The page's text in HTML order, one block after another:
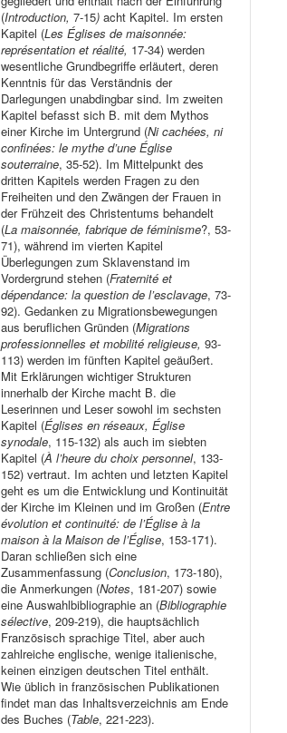
(Introduction,7-15)acht Kapitel. Im ersten
Kapitel (Les Églises de maisonnée:
représentation et réalité, 17-34) werden
wesentliche Grundbegriffe erläutert, deren
Kenntnis für das Verständnis der
Darlegungen unabdingbar sind. Im zweiten
Kapitel befasst sich B. mit dem Mythos
einer Kirche im Untergrund (Ni cachées, ni
confinées: le mythe d’une Église
souterraine, 35-52). Im Mittelpunkt des
dritten Kapitels werden Fragen zu den
Freiheiten und den Zwängen der Frauen in
der Frühzeit des Christentums behandelt
(La maisonnée, fabrique de féminisme?, 53-
71), während im vierten Kapitel
Überlegungen zum Sklavenstand im
Vordergrund stehen (Fraternité et
dépendance: la question de l’esclavage, 73-
92). Gedanken zu Migrationsbewegungen
aus beruflichen Gründen (Migrations
professionnelles et mobilité religieuse,93-
113) werden im fünften Kapitel geäußert.
Mit Erklärungen wichtiger Strukturen
innerhalb der Kirche macht B. die
Leserinnen und Leser sowohl im sechsten
Kapitel (Églises en réseaux, Église
synodale, 115-132) als auch im siebten
Kapitel (À l’heure du choix personnel, 133-
152) vertraut. Im achten und letzten Kapitel
geht es um die Entwicklung und Kontinuität
der Kirche im Kleinen und im Großen (Entre
évolution et continuité: de l’Église à la
maison à la Maison de l’Église, 153-171).
Daran schließen sich eine
Zusammenfassung (Conclusion, 173-180),
die Anmerkungen (Notes, 181-207) sowie
eine Auswahlbibliographie an (Bibliographie
sélective, 209-219), die hauptsächlich
Französisch sprachige Titel, aber auch
zahlreiche englische, wenige italienische,
keinen einzigen deutschen Titel enthält.
Wie üblich in französischen Publikationen
findet man das Inhaltsverzeichnis am Ende
des Buches (Table, 221-223).